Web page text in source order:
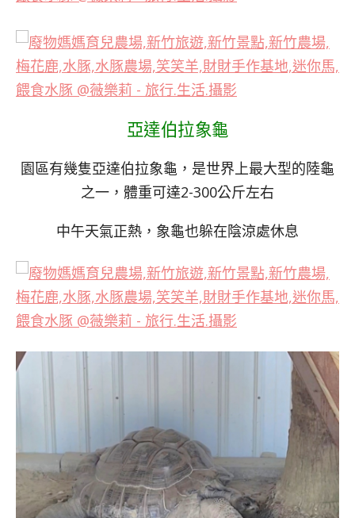
亞達伯拉象龜
園區有幾隻亞達伯拉象龜，是世界上最大型的陸龜
之一，體重可達2-300公斤左右
中午天氣正熱，象龜也躲在陰涼處休息